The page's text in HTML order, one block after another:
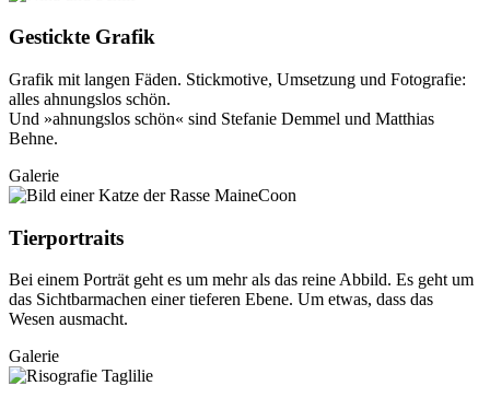
Gestickte Grafik
Grafik mit langen Fäden. Stickmotive, Umsetzung und Fotografie:
alles ahnungslos schön.
Und »ahnungslos schön« sind Stefanie Demmel und Matthias
Behne.
Galerie
Tierportraits
Bei einem Porträt geht es um mehr als das reine Abbild. Es geht um
das Sichtbarmachen einer tieferen Ebene. Um etwas, dass das
Wesen ausmacht.
Galerie